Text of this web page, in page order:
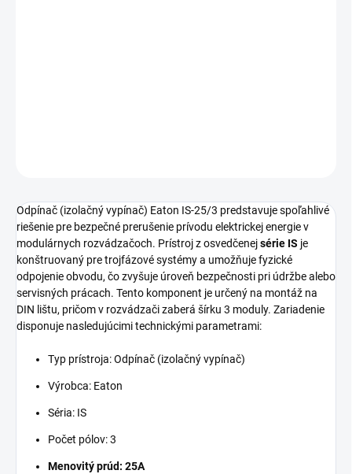
Odpínač (izolačný vypínač) Eaton IS-25/3 predstavuje spoľahlivé
riešenie pre bezpečné prerušenie prívodu elektrickej energie v
modulárnych rozvádzačoch. Prístroj z osvedčenejsérie IS je
konštruovaný pre trojfázové systémy a umožňuje fyzické
odpojenie obvodu, čo zvyšuje úroveň bezpečnosti pri údržbe alebo
servisných prácach. Tento komponent je určený na montáž na
DIN lištu, pričom v rozvádzači zaberá šírku 3 moduly. Zariadenie
disponuje nasledujúcimi technickými parametrami:
Typ prístroja: Odpínač (izolačný vypínač)
Výrobca: Eaton
Séria: IS
Počet pólov: 3
Menovitý prúd: 25A